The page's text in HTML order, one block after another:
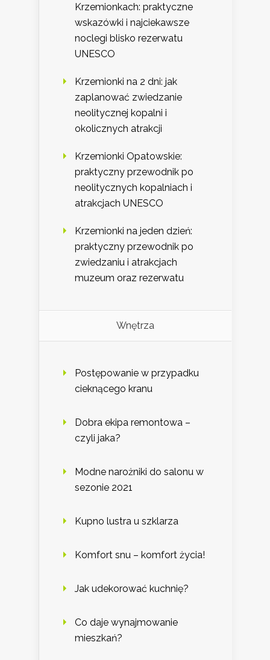
Krzemionkach: praktyczne
wskazówki i najciekawsze
noclegi blisko rezerwatu
UNESCO
Krzemionki na 2 dni: jak
zaplanować zwiedzanie
neolitycznej kopalni i
okolicznych atrakcji
Krzemionki Opatowskie:
praktyczny przewodnik po
neolitycznych kopalniach i
atrakcjach UNESCO
Krzemionki na jeden dzień:
praktyczny przewodnik po
zwiedzaniu i atrakcjach
muzeum oraz rezerwatu
Wnętrza
Postępowanie w przypadku
cieknącego kranu
Dobra ekipa remontowa –
czyli jaka?
Modne narożniki do salonu w
sezonie 2021
Kupno lustra u szklarza
Komfort snu – komfort życia!
Jak udekorować kuchnię?
Co daje wynajmowanie
mieszkań?